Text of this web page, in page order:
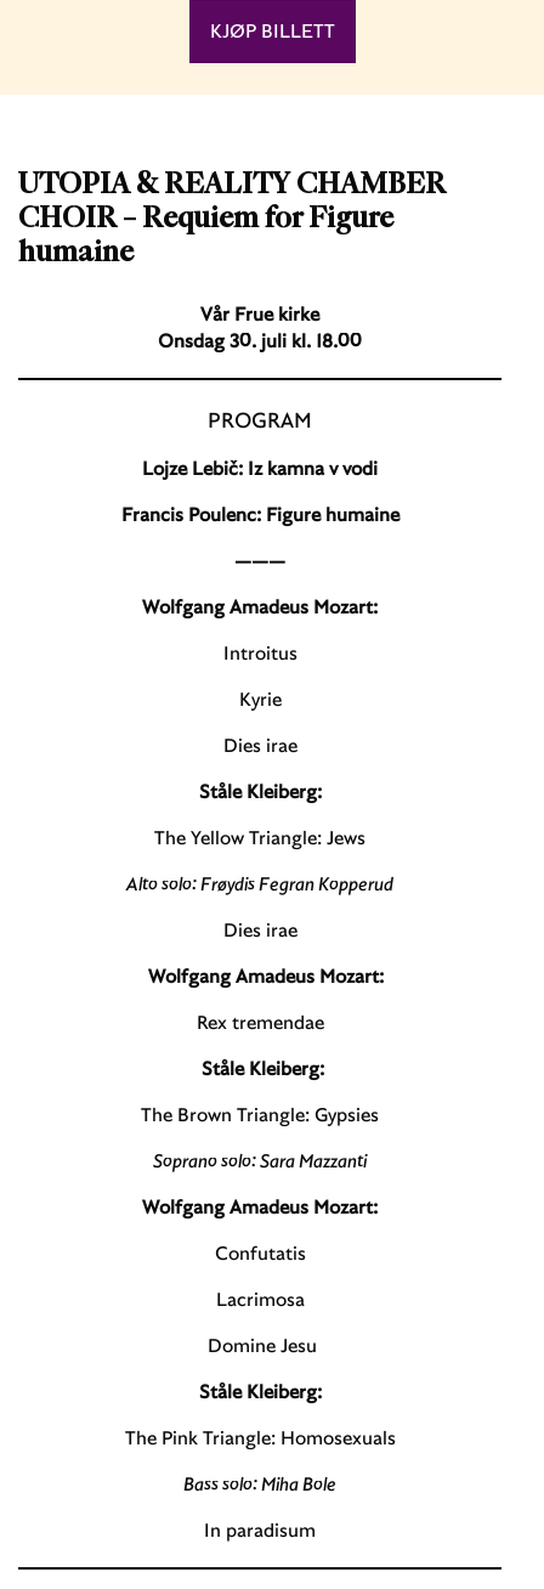
UTOPIA & REALITY CHAMBER
CHOIR – Requiem for Figure
humaine
Vår Frue kirke
Onsdag 30. juli kl. 18.00
PROGRAM
Lojze Lebič: Iz kamna v vodi
Francis Poulenc: Figure humaine
———
Wolfgang Amadeus Mozart:
Introitus
Kyrie
Dies irae
Ståle Kleiberg:
The Yellow Triangle: Jews
Alto solo: Frøydis Fegran Kopperud
Dies irae
Wolfgang Amadeus Mozart:
Rex tremendae
Ståle Kleiberg:
The Brown Triangle: Gypsies
Soprano solo: Sara Mazzanti
Wolfgang Amadeus Mozart:
Confutatis
Lacrimosa
Domine Jesu
Ståle Kleiberg:
The Pink Triangle: Homosexuals
Bass solo: Miha Bole
In paradisum
KJØP BILLETT